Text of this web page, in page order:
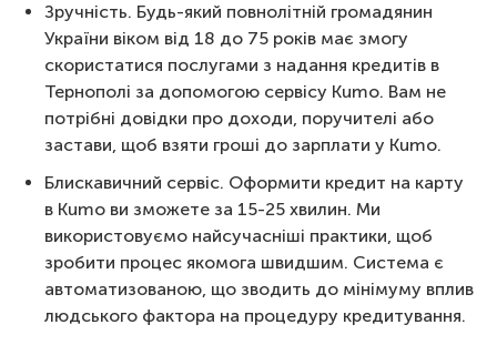
Зручність. Будь-який повнолітній громадянин
України віком від 18 до 75 років має змогу
скористатися послугами з надання кредитів в
Тернополі за допомогою сервісу Kumo. Вам не
потрібні довідки про доходи, поручителі або
застави, щоб взяти гроші до зарплати у Kumo.
Блискавичний сервіс. Оформити кредит на карту
в Kumo ви зможете за 15-25 хвилин. Ми
використовуємо найсучасніші практики, щоб
зробити процес якомога швидшим. Система є
автоматизованою, що зводить до мінімуму вплив
людського фактора на процедуру кредитування.